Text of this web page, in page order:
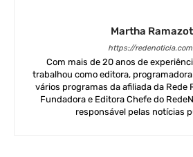
Martha
https://
Com mais de 20 anos de
trabalhou como editora,
vários programas da afiliada da Rede
Fundadora e Editora Chefe do
responsável pelas notícias